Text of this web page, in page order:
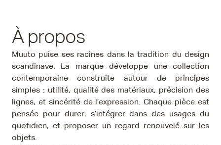
À propos
Muuto puise ses racines dans la tradition du design
scandinave. La marque développe une collection
contemporaine construite autour de principes
simples : utilité, qualité des matériaux, précision des
lignes, et sincérité de l’expression. Chaque pièce est
pensée pour durer, s’intégrer dans des usages du
quotidien, et proposer un regard renouvelé sur les
objets.